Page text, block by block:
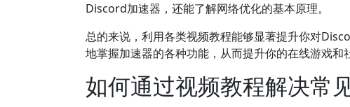
Discord加速器，还能了解网络优化的基本原理。
总的来说，利用各类视频教程能够显著提升你对
地掌握加速器的各种功能，从而提升你的在线游戏和
如何通过视频教程解决常